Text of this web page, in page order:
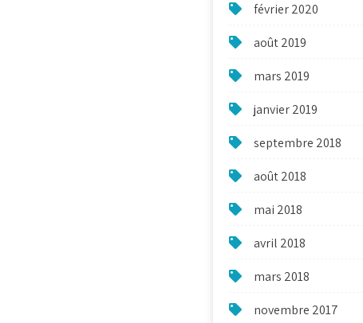
février 2020
août 2019
mars 2019
janvier 2019
septembre 2018
août 2018
mai 2018
avril 2018
mars 2018
novembre 2017